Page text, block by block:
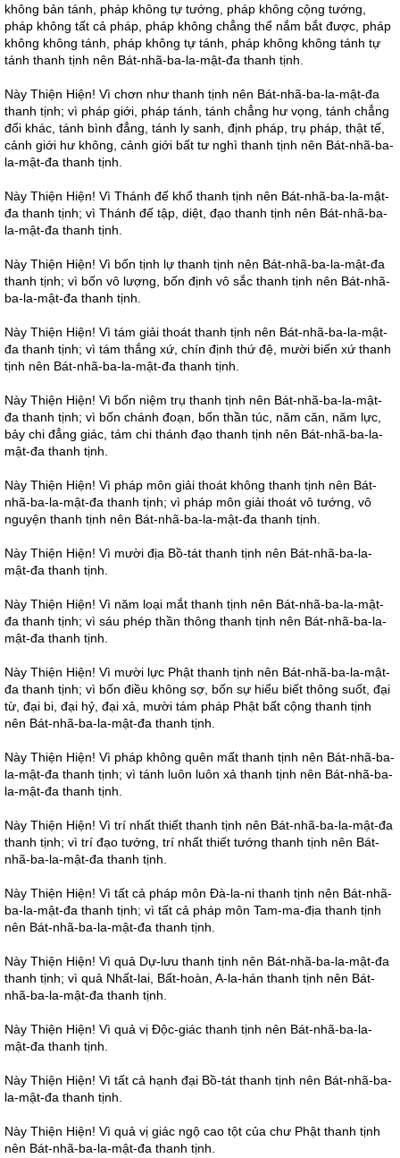
không bản tánh, pháp không tự tướng, pháp không cộng tướng,
pháp không tất cả pháp, pháp không chẳng thể nắm bắt được, pháp
không không tánh, pháp không tự tánh, pháp không không tánh tự
tánh thanh tịnh nên Bát-nhã-ba-la-mật-đa thanh tịnh.
Này Thiện Hiện! Vì chơn như thanh tịnh nên Bát-nhã-ba-la-mật-đa
thanh tịnh; vì pháp giới, pháp tánh, tánh chẳng hư vọng, tánh chẳng
đổi khác, tánh bình đẳng, tánh ly sanh, định pháp, trụ pháp, thật tế,
cảnh giới hư không, cảnh giới bất tư nghì thanh tịnh nên Bát-nhã-ba-
la-mật-đa thanh tịnh.
Này Thiện Hiện! Vì Thánh đế khổ thanh tịnh nên Bát-nhã-ba-la-mật-
đa thanh tịnh; vì Thánh đế tập, diệt, đạo thanh tịnh nên Bát-nhã-ba-
la-mật-đa thanh tịnh.
Này Thiện Hiện! Vì bốn tịnh lự thanh tịnh nên Bát-nhã-ba-la-mật-đa
thanh tịnh; vì bốn vô lượng, bốn định vô sắc thanh tịnh nên Bát-nhã-
ba-la-mật-đa thanh tịnh.
Này Thiện Hiện! Vì tám giải thoát thanh tịnh nên Bát-nhã-ba-la-mật-
đa thanh tịnh; vì tám thắng xứ, chín định thứ đệ, mười biến xứ thanh
tịnh nên Bát-nhã-ba-la-mật-đa thanh tịnh.
Này Thiện Hiện! Vì bốn niệm trụ thanh tịnh nên Bát-nhã-ba-la-mật-
đa thanh tịnh; vì bốn chánh đoạn, bốn thần túc, năm căn, năm lực,
bảy chi đẳng giác, tám chi thánh đạo thanh tịnh nên Bát-nhã-ba-la-
mật-đa thanh tịnh.
Này Thiện Hiện! Vì pháp môn giải thoát không thanh tịnh nên Bát-
nhã-ba-la-mật-đa thanh tịnh; vì pháp môn giải thoát vô tướng, vô
nguyện thanh tịnh nên Bát-nhã-ba-la-mật-đa thanh tịnh.
Này Thiện Hiện! Vì mười địa Bồ-tát thanh tịnh nên Bát-nhã-ba-la-
mật-đa thanh tịnh.
Này Thiện Hiện! Vì năm loại mắt thanh tịnh nên Bát-nhã-ba-la-mật-
đa thanh tịnh; vì sáu phép thần thông thanh tịnh nên Bát-nhã-ba-la-
mật-đa thanh tịnh.
Này Thiện Hiện! Vì mười lực Phật thanh tịnh nên Bát-nhã-ba-la-mật-
đa thanh tịnh; vì bốn điều không sợ, bốn sự hiểu biết thông suốt, đại
từ, đại bi, đại hỷ, đại xả, mười tám pháp Phật bất cộng thanh tịnh
nên Bát-nhã-ba-la-mật-đa thanh tịnh.
Này Thiện Hiện! Vì pháp không quên mất thanh tịnh nên Bát-nhã-ba-
la-mật-đa thanh tịnh; vì tánh luôn luôn xả thanh tịnh nên Bát-nhã-ba-
la-mật-đa thanh tịnh.
Này Thiện Hiện! Vì trí nhất thiết thanh tịnh nên Bát-nhã-ba-la-mật-đa
thanh tịnh; vì trí đạo tướng, trí nhất thiết tướng thanh tịnh nên Bát-
nhã-ba-la-mật-đa thanh tịnh.
Này Thiện Hiện! Vì tất cả pháp môn Đà-la-ni thanh tịnh nên Bát-nhã-
ba-la-mật-đa thanh tịnh; vì tất cả pháp môn Tam-ma-địa thanh tịnh
nên Bát-nhã-ba-la-mật-đa thanh tịnh.
Này Thiện Hiện! Vì quả Dự-lưu thanh tịnh nên Bát-nhã-ba-la-mật-đa
thanh tịnh; vì quả Nhất-lai, Bất-hoàn, A-la-hán thanh tịnh nên Bát-
nhã-ba-la-mật-đa thanh tịnh.
Này Thiện Hiện! Vì quả vị Độc-giác thanh tịnh nên Bát-nhã-ba-la-
mật-đa thanh tịnh.
Này Thiện Hiện! Vì tất cả hạnh đại Bồ-tát thanh tịnh nên Bát-nhã-ba-
la-mật-đa thanh tịnh.
Này Thiện Hiện! Vì quả vị giác ngộ cao tột của chư Phật thanh tịnh
nên Bát-nhã-ba-la-mật-đa thanh tịnh.